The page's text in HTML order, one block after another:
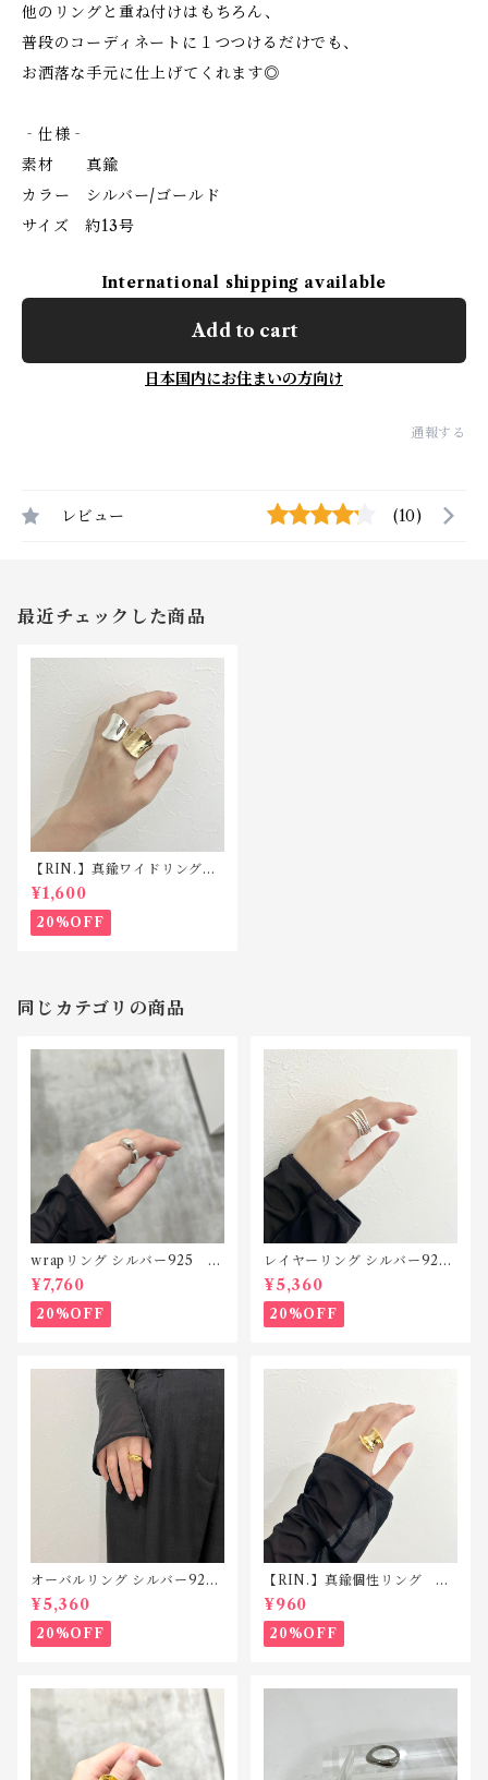
他のリングと重ね付けはもちろん、
普段のコーディネートに１つつけるだけでも、
お洒落な手元に仕上げてくれます◎
‐仕様‐
素材 真鍮
カラー シルバー/ゴールド
サイズ 約13号
International shipping available
Add to cart
日本国内にお住まいの方向け
通報する
レビュー (10)
最近チェックした商品
【RIN.】真鍮ワイドリング
R136
¥1,600
20%OFF
同じカテゴリの商品
wrapリング シルバー925 R
122
¥7,760
20%OFF
レイヤーリング シルバー925
R065
¥5,360
20%OFF
オーバルリング シルバー925
R018
¥5,360
20%OFF
【RIN.】真鍮個性リング R1
70
¥960
20%OFF